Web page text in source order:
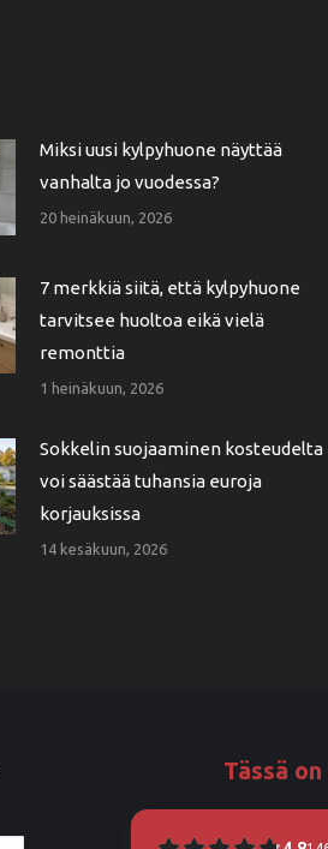
Miksi uusi kylpyhuone näyttää
vanhalta jo vuodessa?
20 heinäkuun, 2026
7 merkkiä siitä, että kylpyhuone
tarvitsee huoltoa eikä vielä
remonttia
1 heinäkuun, 2026
Sokkelin suojaaminen kosteudelta
voi säästää tuhansia euroja
korjauksissa
14 kesäkuun, 2026
Tässä